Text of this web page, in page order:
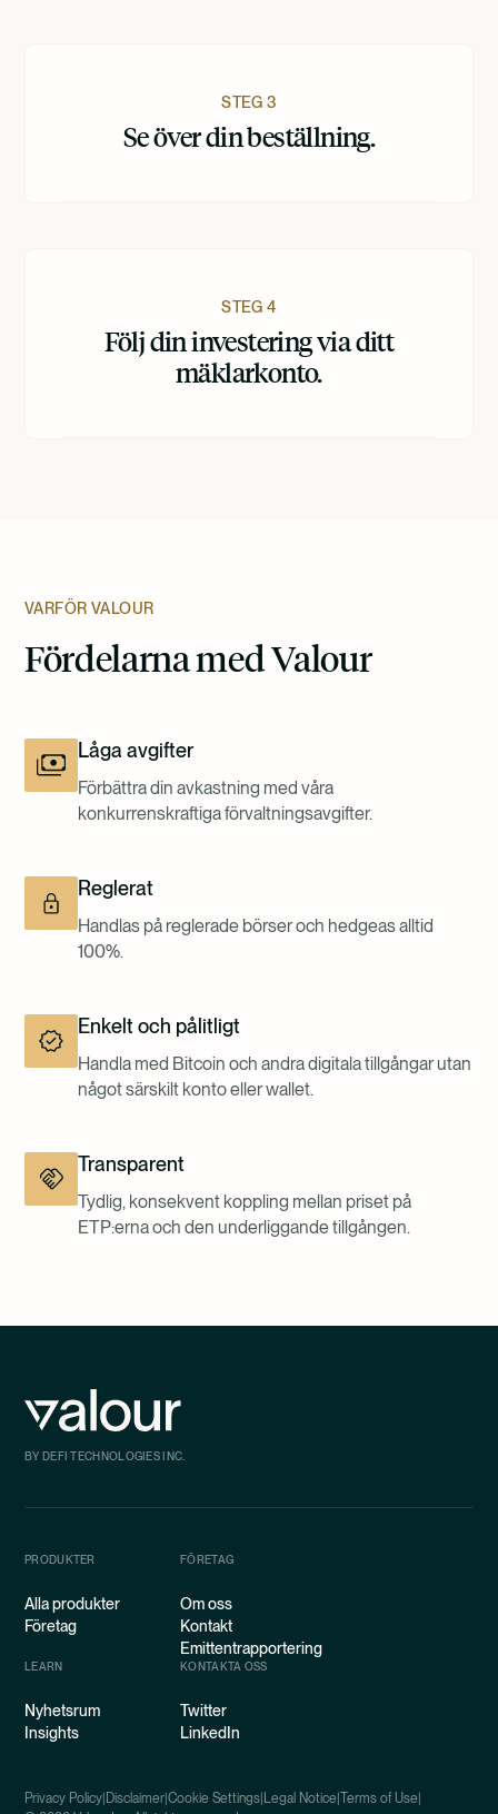
STEG 3
Se över din beställning.
STEG 4
Följ din investering via ditt
mäklarkonto.
VARFÖR VALOUR
Fördelarna med Valour
Låga avgifter
Förbättra din avkastning med våra
konkurrenskraftiga förvaltningsavgifter.
Reglerat
Handlas på reglerade börser och hedgeas alltid
100%.
Enkelt och pålitligt
Handla med Bitcoin och andra digitala tillgångar utan
något särskilt konto eller wallet.
Transparent
Tydlig, konsekvent koppling mellan priset på
ETP:erna och den underliggande tillgången.
BY DEFI TECHNOLOGIES INC.
PRODUKTER
Alla produkter
Företag
FÖRETAG
Om oss
Kontakt
Emittentrapportering
LEARN
Nyhetsrum
Insights
KONTAKTA OSS
Twitter
LinkedIn
Privacy Policy Disclaimer Cookie Settings Legal Notice Terms of Use